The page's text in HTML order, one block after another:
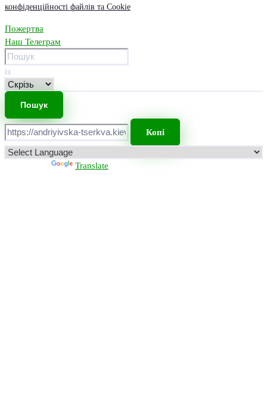
конфіденційності файлів та Cookie
Пожертва
Наш Телеграм
із
Копі
Translate